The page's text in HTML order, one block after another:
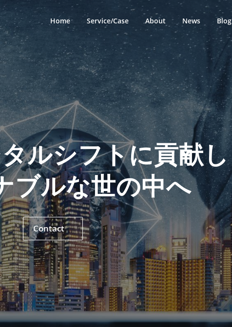
Home Service/Case About News Blog
ルシフトに貢献し
ブルな世の中へ
Contact